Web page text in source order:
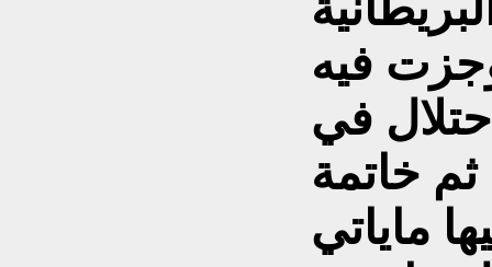
2003)، اوجزت فيه
في
خاتمة